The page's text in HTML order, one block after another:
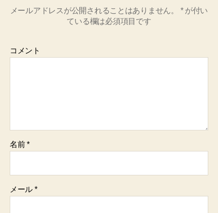
メールアドレスが公開されることはありません。 *が付い
ている欄は必須項目です
コメント
名前*
メール *